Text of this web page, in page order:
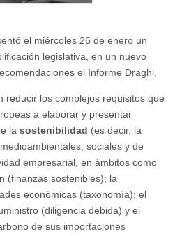
el miércoles 26 de enero un
legislativa, en un nuevo
el Informe Draghi.
reducir los complejos requisitos que
a elaborar y presentar
la sostenibilidad (es decir, la
sociales y de
empresarial, en ámbitos como
(finanzas sostenibles); la
económicas (taxonomía); el
(diligencia debida) y el
de sus importaciones